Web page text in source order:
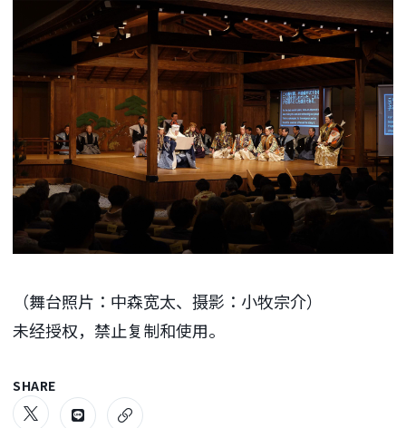
（舞台照片：中森宽太、摄影：小牧宗介）
未经授权，禁止复制和使用。
SHARE